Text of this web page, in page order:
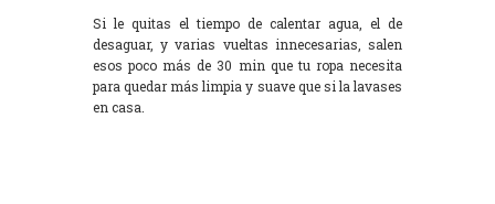
Si le quitas el tiempo de calentar agua, el de
desaguar, y varias vueltas innecesarias, salen
esos poco más de 30 min que tu ropa necesita
para quedar más limpia y suave que si la lavases
en casa.